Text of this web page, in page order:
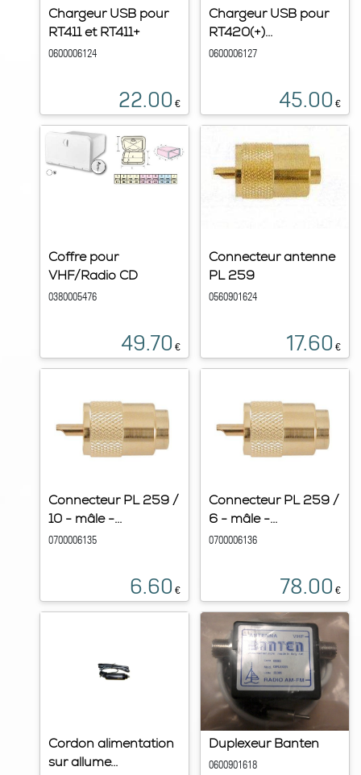
Chargeur USB pour
RT411 et RT411+
0600006124
22.00 €
Chargeur USB pour
RT420(+)...
0600006127
45.00 €
Coffre pour
VHF/Radio CD
0380005476
49.70 €
Connecteur antenne
PL 259
0560901624
17.60 €
Connecteur PL 259 /
10 - mâle -...
0700006135
6.60 €
Connecteur PL 259 /
6 - mâle -...
0700006136
78.00 €
Cordon alimentation
sur allume...
Duplexeur Banten
0600901618